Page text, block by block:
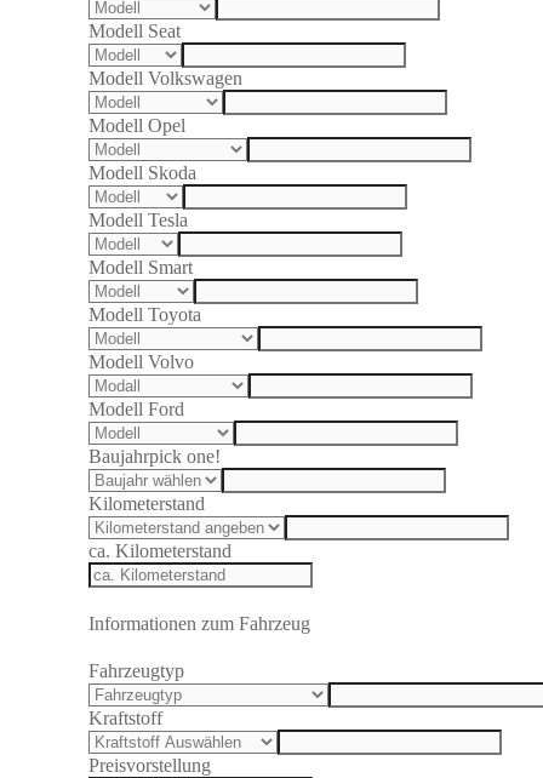
Modell Seat
Modell Volkswagen
Modell Opel
Modell Skoda
Modell Tesla
Modell Smart
Modell Toyota
Modell Volvo
Modell Ford
Baujahrpick one!
Kilometerstand
ca. Kilometerstand
Informationen zum Fahrzeug
Fahrzeugtyp
Kraftstoff
Preisvorstellung